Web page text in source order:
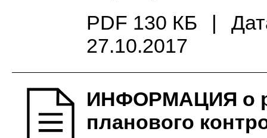
PDF 130 КБ
|
27.10.2017
ИНФОРМАЦИЯ о
планового